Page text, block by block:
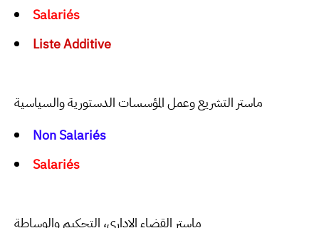
Salariés
Liste Additive
ماستر التشريع وعمل المؤسسات الدستورية والسياسية
Non Salariés
Salariés